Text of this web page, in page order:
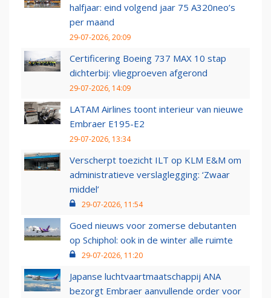
halfjaar: eind volgend jaar 75 A320neo’s
per maand
29-07-2026, 20:09
Certificering Boeing 737 MAX 10 stap
dichterbij: vliegproeven afgerond
29-07-2026, 14:09
LATAM Airlines toont interieur van nieuwe
Embraer E195-E2
29-07-2026, 13:34
Verscherpt toezicht ILT op KLM E&M om
administratieve verslaglegging: ‘Zwaar
middel’
29-07-2026, 11:54
Goed nieuws voor zomerse debutanten
op Schiphol: ook in de winter alle ruimte
29-07-2026, 11:20
Japanse luchtvaartmaatschappij ANA
bezorgt Embraer aanvullende order voor